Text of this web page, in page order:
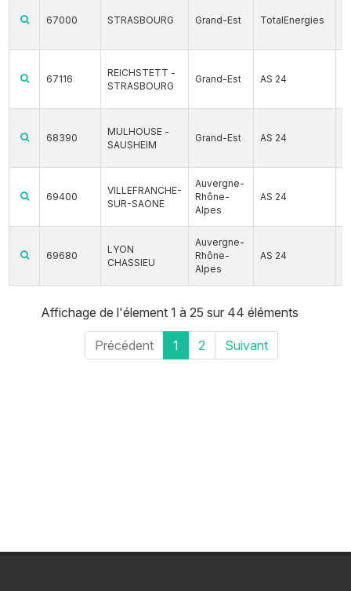
67000 STRASBOURG Grand-Est TotalEnergies
67116
REICHSTETT -
STRASBOURG
Grand-Est AS 24
68390
MULHOUSE -
SAUSHEIM
Grand-Est AS 24
69400
VILLEFRANCHE-
SUR-SAONE
Auvergne-
Rhône-
Alpes
AS 24
69680
LYON
CHASSIEU
Auvergne-
Rhône-
Alpes
AS 24
Affichage de l'élement 1 à 25 sur 44 éléments
Précédent 1 2 Suivant